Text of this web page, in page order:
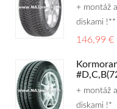
+ montáž
diskami !**
146,99 €
+ montáž
diskami !*